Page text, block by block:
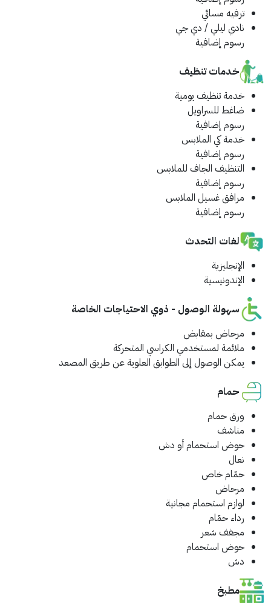
ترفيه مسائي
نادي ليلي / دي جي
رسوم إضافية
خدمات تنظيف
خدمة تنظيف يومية
ضاغط للسراويل
رسوم إضافية
خدمة كي الملابس
رسوم إضافية
التنظيف الجاف للملابس
رسوم إضافية
مرافق غسيل الملابس
رسوم إضافية
لغات التحدث
الإنجليزية
الإندونيسية
سهولة الوصول - ذوي الاحتياجات الخاصة
مرحاض بمقابض
ملائمة لمستخدمي الكراسي المتحركة
يمكن الوصول إلى الطوابق العلوية عن طريق المصعد
حمام
ورق حمام
مناشف
حوض استحمام أو دش
نعال
حمّام خاص
مرحاض
لوازم استحمام مجانية
رداء حمّام
مجفف شعر
حوض استحمام
دش
مطبخ